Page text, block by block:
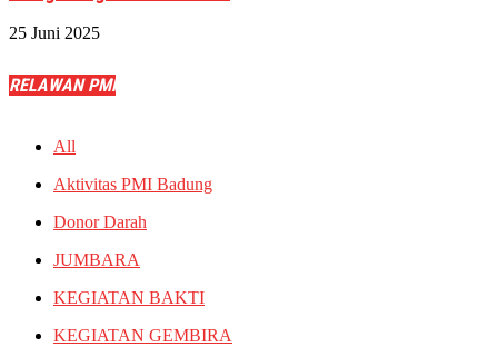
25 Juni 2025
RELAWAN PMI
All
Aktivitas PMI Badung
Donor Darah
JUMBARA
KEGIATAN BAKTI
KEGIATAN GEMBIRA